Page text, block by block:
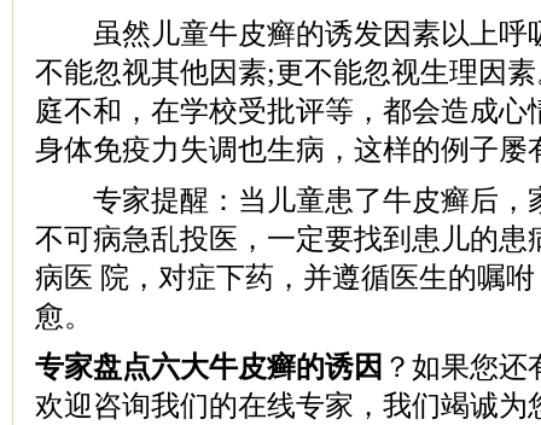
虽然儿童牛皮癣的诱发因素以上呼
不能忽视其他因素;更不能忽视生理因
庭不和，在学校受批评等，都会造成心
身体免疫力失调也生病，这样的例子屡
专家提醒：当儿童患了牛皮癣后，
不可病急乱投医，一定要找到患儿的患
病医 院，对症下药，并遵循医生的嘱
愈。
专家盘点六大牛皮癣的诱因 ？如果您
欢迎咨询我们的在线专家，我们竭诚为